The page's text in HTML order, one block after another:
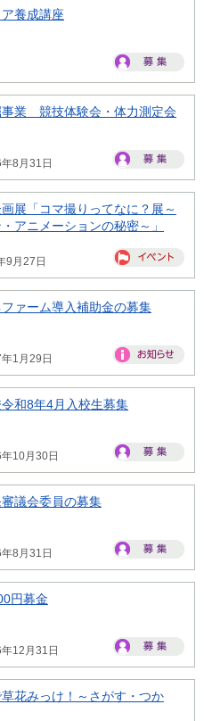
養成講座
事業 競技体験会・体力測定会
8月31日
展「コマ撮りってなに？展～
アニメーションの秘密～」
9月27日
ァーム導入補助金の募集
1月29日
和8年4月入校生募集
10月30日
議会委員の募集
8月31日
円募金
12月31日
花みっけ！～さがす・つか